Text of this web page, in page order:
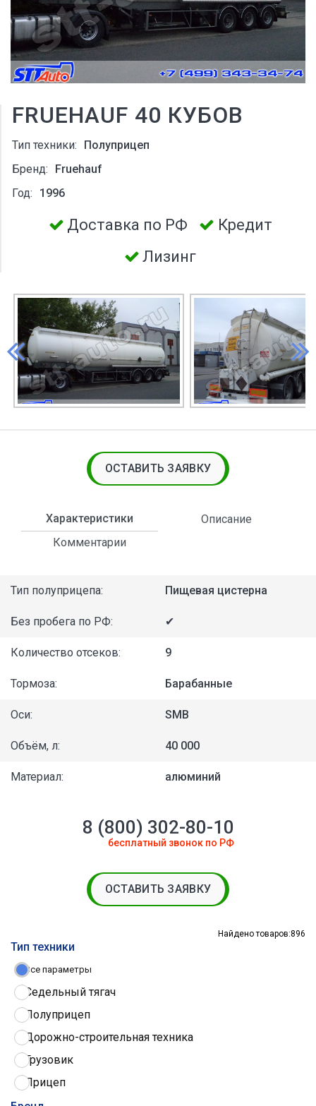
Найдено товаров:896
Тип техники
Все параметры
Седельный тягач
Полуприцеп
Дорожно-строительная техника
Грузовик
Прицеп
FRUEHAUF 40 КУБОВ
Тип техники:
Полуприцеп
Бренд:
Fruehauf
Год:
1996
Доставка по РФ
Кредит
Лизинг
Характеристики
Описание
Комментарии
ОСТАВИТЬ ЗАЯВКУ
Тип полуприцепа: Пищевая цистерна
Без пробега по РФ: ✔
Количество отсеков: 9
Тормоза: Барабанные
Оси: SMB
Объём, л: 40 000
Материал: алюминий
8 (800) 302-80-10
бесплатный звонок по РФ
ОСТАВИТЬ ЗАЯВКУ